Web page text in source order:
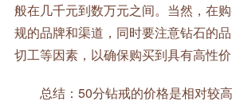
般在几千元到数万元之间。当然，在
规的品牌和渠道，同时要注意钻石的
切工等因素，以确保购买到具有高性
总结：50分钻戒的价格是相对较